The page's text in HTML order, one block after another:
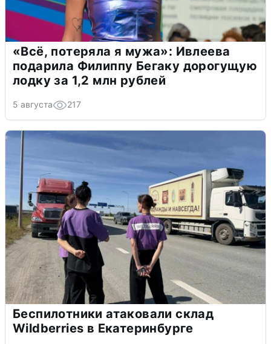
«Всё, потеряла я мужа»: Ивлеева
подарила Филиппу Бегаку дорогущую
лодку за 1,2 млн рублей
5 августа 217
Беспилотники атаковали склад
Wildberries в Екатеринбурге